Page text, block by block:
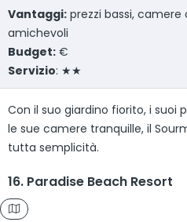
Vantaggi: prezzi bassi,
amichevoli
Budget: €
Servizio: ★★
Con il suo giardino fiorito, i suoi
le sue camere tranquille, il
tutta semplicità.
16. Paradise Beach Resort